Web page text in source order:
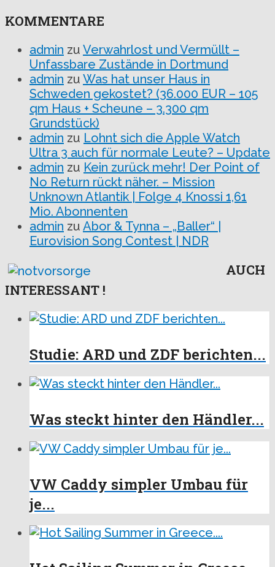
KOMMENTARE
admin zu Verwahrlost und Vermüllt –
Unfassbare Zustände in Dortmund
admin zu Was hat unser Haus in
Schweden gekostet? (36.000 EUR – 105
qm Haus + Scheune – 3.300 qm
Grundstück)
admin zu Lohnt sich die Apple Watch
Ultra 3 auch für normale Leute? – Update
admin zu Kein zurück mehr! Der Point of
No Return rückt näher. – Mission
Unknown Atlantik | Folge 4 Knossi 1,61
Mio. Abonnenten
admin zu Abor & Tynna – „Baller“ |
Eurovision Song Contest | NDR
AUCH
INTERESSANT !
Studie: ARD und ZDF berichten...
Was steckt hinter den Händler...
VW Caddy simpler Umbau für
je...